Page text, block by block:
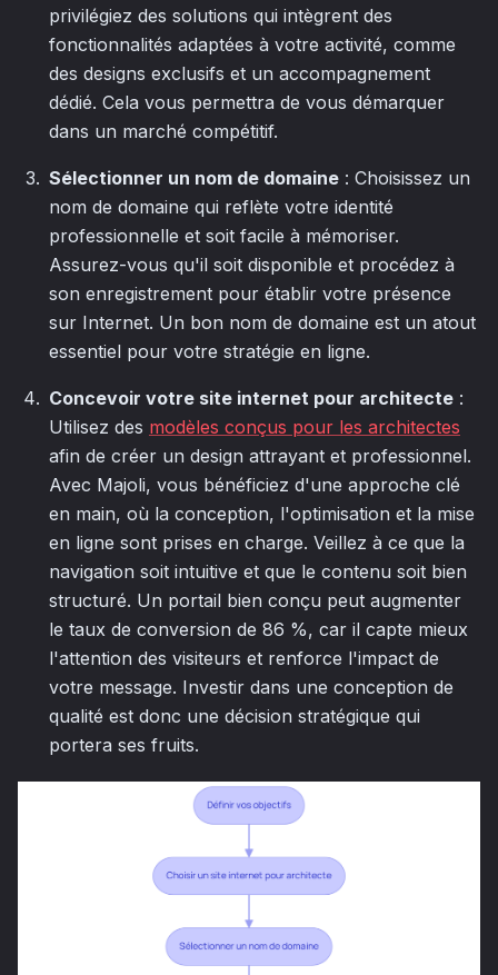
privilégiez des solutions qui intègrent des
fonctionnalités adaptées à votre activité, comme
des designs exclusifs et un accompagnement
dédié. Cela vous permettra de vous démarquer
dans un marché compétitif.
Sélectionner un nom de domaine : Choisissez un
nom de domaine qui reflète votre identité
professionnelle et soit facile à mémoriser.
Assurez-vous qu'il soit disponible et procédez à
son enregistrement pour établir votre présence
sur Internet. Un bon nom de domaine est un atout
essentiel pour votre stratégie en ligne.
Concevoir votre site internet pour architecte :
Utilisez des modèles conçus pour les architectes
afin de créer un design attrayant et professionnel.
Avec Majoli, vous bénéficiez d'une approche clé
en main, où la conception, l'optimisation et la mise
en ligne sont prises en charge. Veillez à ce que la
navigation soit intuitive et que le contenu soit bien
structuré. Un portail bien conçu peut augmenter
le taux de conversion de 86 %, car il capte mieux
l'attention des visiteurs et renforce l'impact de
votre message. Investir dans une conception de
qualité est donc une décision stratégique qui
portera ses fruits.